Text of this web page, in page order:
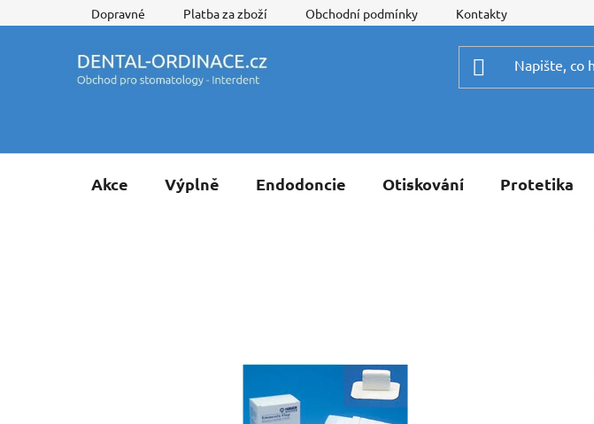
na
Dopravné Platba za zboží Obchodní podmínky Kontakty
Akce Výplně Endodoncie Otiskování Protetika